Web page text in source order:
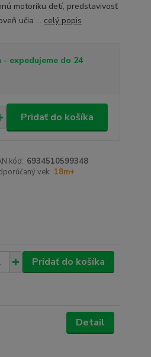
motoriku detí, predstavivosť
učia ... celý popis
- expedujeme do 24
Pridať do košíka
kód: 6934510599348
vek: 18m+
Pridať do košíka
Detail